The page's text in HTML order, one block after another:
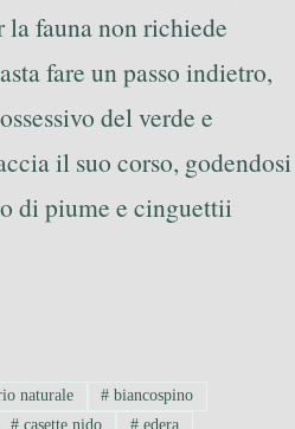
fauna non richiede
fare un passo indietro,
del verde e
il suo corso, godendosi
di piume e cinguettii
naturale # biancospino
# casette nido # edera